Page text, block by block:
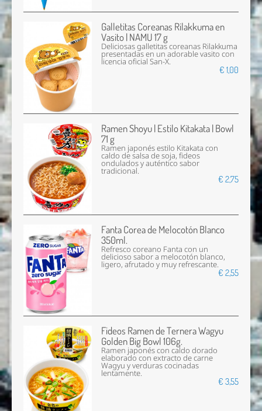
Galletitas Coreanas Rilakkuma en
Vasito | NAMU 17 g
Deliciosas galletitas coreanas Rilakkuma
presentadas en un adorable vasito con
licencia oficial San-X.
€ 1,00
Ramen Shoyu | Estilo Kitakata | Bowl
71 g
Ramen japonés estilo Kitakata con
caldo de salsa de soja, fideos
ondulados y auténtico sabor
tradicional.
€ 2,75
Fanta Corea de Melocotón Blanco
350ml.
Refresco coreano Fanta con un
delicioso sabor a melocotón blanco,
ligero, afrutado y muy refrescante.
€ 2,55
Fideos Ramen de Ternera Wagyu
Golden Big Bowl 106g.
Ramen japonés con caldo dorado
elaborado con extracto de carne
Wagyu y verduras cocinadas
lentamente.
€ 3,55